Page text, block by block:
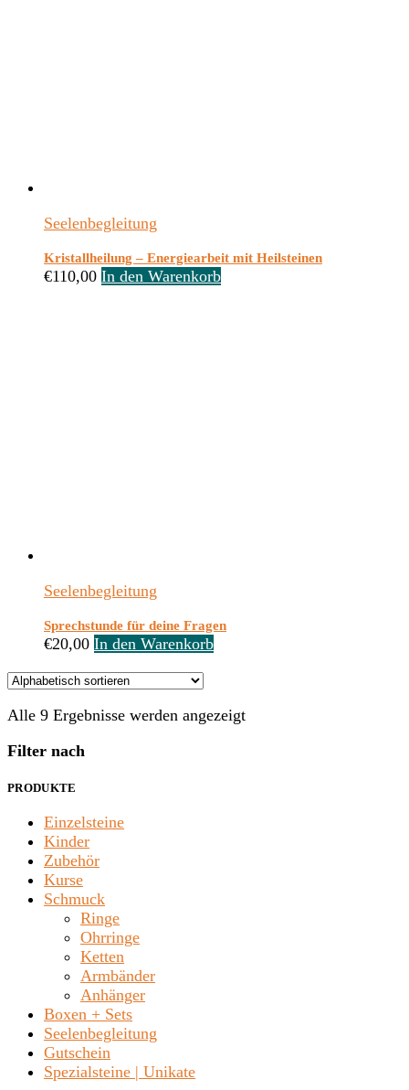
Seelenbegleitung
Kristallheilung – Energiearbeit mit Heilsteinen
€110,00 In den Warenkorb
Seelenbegleitung
Sprechstunde für deine Fragen
€20,00 In den Warenkorb
Alle 9 Ergebnisse werden angezeigt
Filter nach
PRODUKTE
Einzelsteine
Kinder
Zubehör
Kurse
Schmuck
Ringe
Ohrringe
Ketten
Armbänder
Anhänger
Boxen + Sets
Seelenbegleitung
Gutschein
Spezialsteine | Unikate